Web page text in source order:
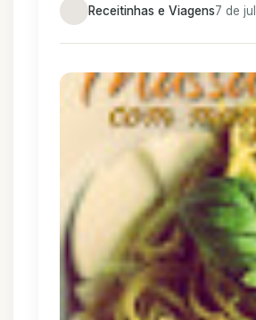
Receitinhas e Viagens7 de